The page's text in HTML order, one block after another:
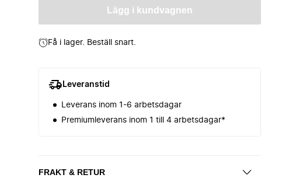
Lägg i kundvagnen
Få i lager. Beställ snart.
Leveranstid
Leverans inom 1-6 arbetsdagar
Premiumleverans inom 1 till 4 arbetsdagar*
FRAKT & RETUR